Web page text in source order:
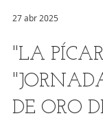
27 abr 2025
"LA